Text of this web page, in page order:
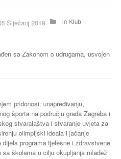
Siječanj 2019 in Klub
sa Zakonom o udrugama, usvojen
pridonosi: unapređivanju,
športa na području grada Zagreba i
stvaralaštva i stvaranje uvjeta za
olimpijski ideala i jačanje
programa tjelesne i zdravstvene
školama u cilju okupljanja mladeži